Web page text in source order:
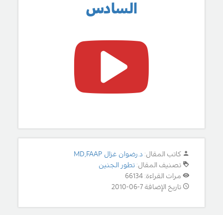
السادس
كاتب المقال: د.رضوان غزال MD,FAAP
تصنيف المقال:تطور الجنين
مرات القراءة: 66134
تاريخ الإضافة 7-06-2010